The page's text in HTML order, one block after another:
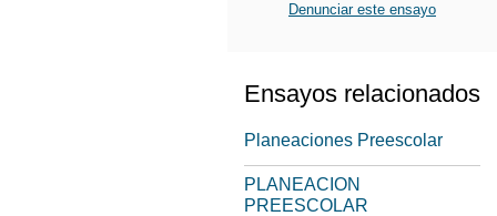
Denunciar este ensayo
Ensayos relacionados
Planeaciones Preescolar
PLANEACION
PREESCOLAR